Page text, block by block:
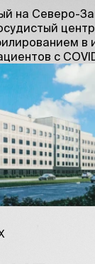
на Северо-
в
с